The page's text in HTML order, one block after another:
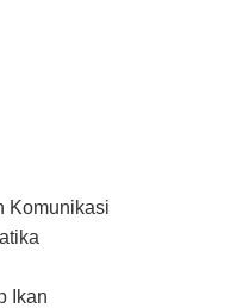
Komunikasi
Ikan